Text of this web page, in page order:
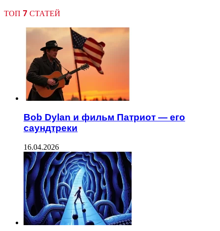
ТОП 7 СТАТЕЙ
Bob Dylan и фильм Патриот — его
саундтреки
16.04.2026